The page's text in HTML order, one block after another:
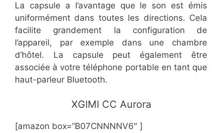
La capsule a l’avantage que le son est émis
uniformément dans toutes les directions. Cela
facilite grandement la configuration de
l’appareil, par exemple dans une chambre
d’hôtel. La capsule peut également être
associée à votre téléphone portable en tant que
haut-parleur Bluetooth.
​XGIMI CC Aurora
[amazon box=”B07CNNNNV6″ ]